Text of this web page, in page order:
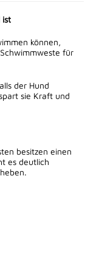
ist
können,
für
der Hund
sie Kraft und
besitzen einen
es deutlich